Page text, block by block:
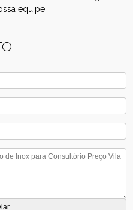
equipe.